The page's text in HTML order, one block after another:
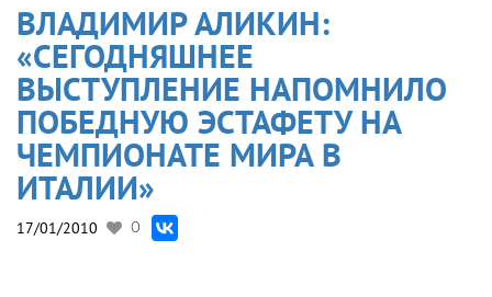
ВЛАДИМИР АЛИКИН:
«СЕГОДНЯШНЕЕ
ВЫСТУПЛЕНИЕ НАПОМНИЛО
ПОБЕДНУЮ ЭСТАФЕТУ НА
ЧЕМПИОНАТЕ МИРА В
ИТАЛИИ»
17/01/2010 0